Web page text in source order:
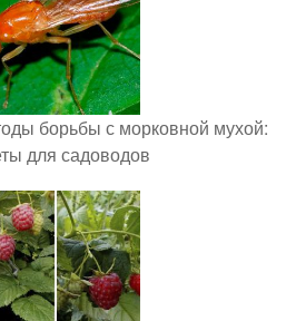
борьбы с морковной мухой:
для садоводов